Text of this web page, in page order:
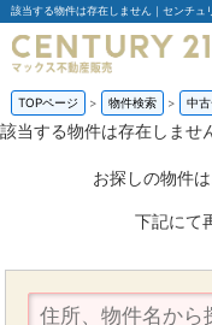
該当する物件は存在しません｜センチュ
TOPページ 物件検索 中
該当する物件は存在しませ
お探しの物件
下記にて